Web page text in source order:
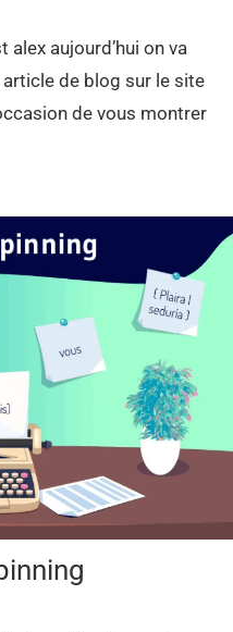
aujourd’hui on va
de blog sur le site
de vous montrer